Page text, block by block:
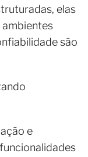
elas
são
e